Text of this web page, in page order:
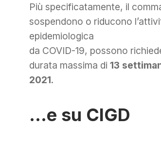
Più specificatamente, il
sospendono o riducono
epidemiologica
da COVID-19, possono
durata massima di 13
2021.
…e su CIGD